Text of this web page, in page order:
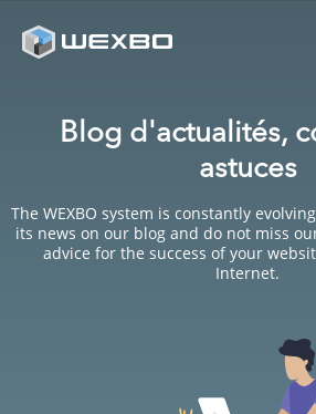
Blog d'actualités,
astuces
The WEXBO system is constantly
its news on our blog and do not miss
advice for the success of your
Internet.